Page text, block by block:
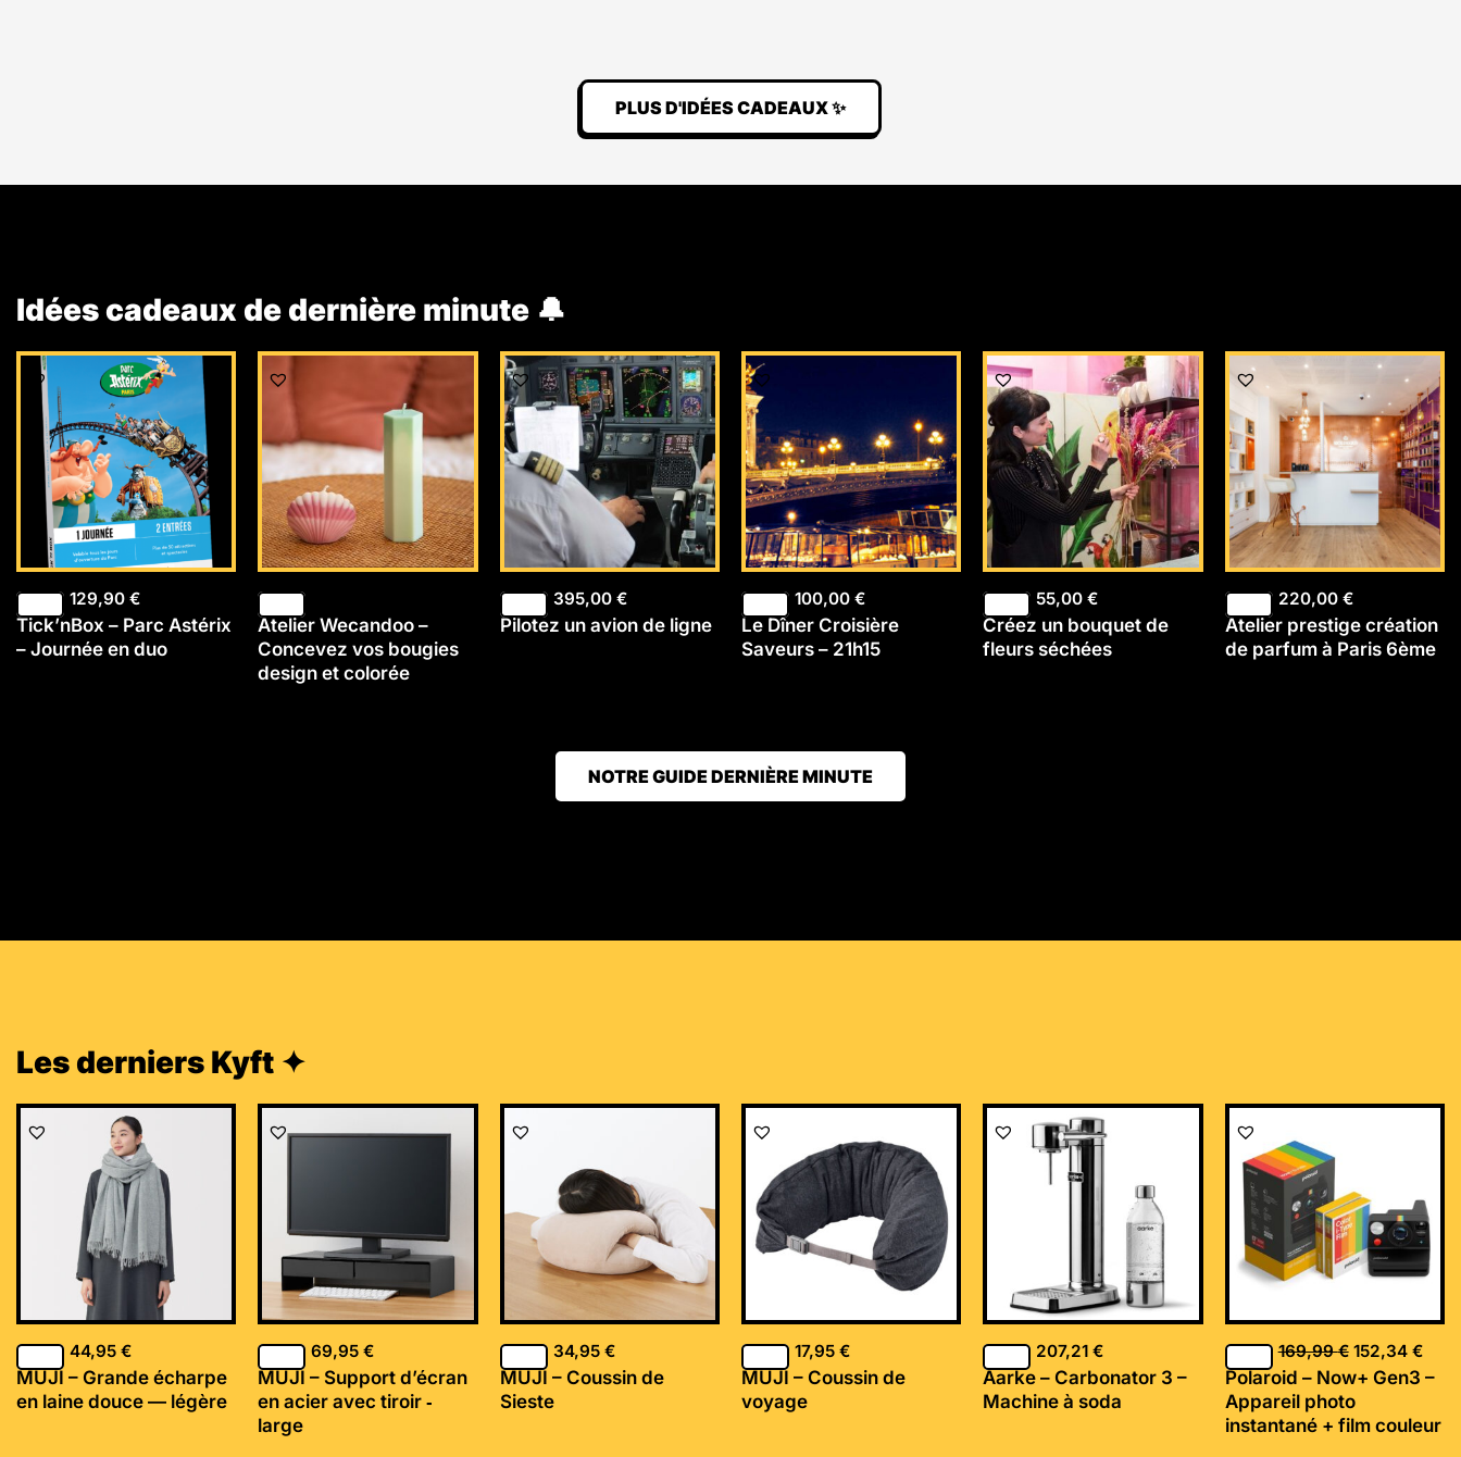
PLUS D'IDÉES CADEAUX ✨
Idées cadeaux de dernière minute 🔔
129,90 €
Tick’nBox – Parc Astérix
– Journée en duo
Atelier Wecandoo –
Concevez vos bougies
design et colorée
395,00 €
Pilotez un avion de ligne
100,00 €
Le Dîner Croisière
Saveurs – 21h15
55,00€
Créez un bouquet de
fleurs séchées
220,00 €
Atelier prestige création
de parfum à Paris 6ème
NOTRE GUIDE DERNIÈRE MINUTE
Les derniers Kyft ✦
44,95 €
MUJI – Grande écharpe
en laine douce — légère
69,95€
MUJI – Support d’écran
en acier avec tiroir ‐
large
34,95 €
MUJI – Coussin de
Sieste
17,95 €
MUJI – Coussin de
voyage
207,21€
Aarke – Carbonator 3 –
Machine à soda
169,99€
Le
169,99 €.
152,34 €
Le
Polaroid – Now+ Gen3 –
Appareil photo
instantané + film couleur